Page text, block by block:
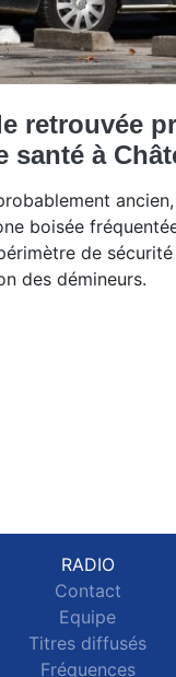
retrouvée
santé à
boisée
de
des démineurs.
RADIO
Contact
Equipe
Titres diffusés
Fréquences